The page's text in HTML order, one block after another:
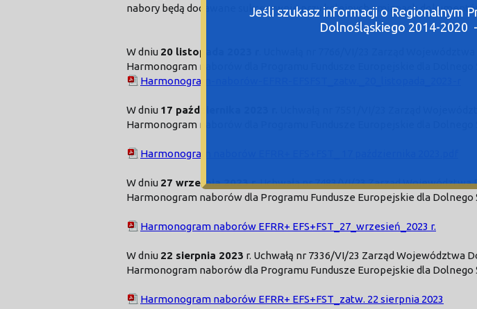
nabory będą dodawane sukcesywnie przy kolejnych zmianach
W dniu 20 listopada 2023 r
Harmonogram naborów dla Programu Fundusze Europejskie dla Dolnego
Harmonogram-naborów-EFRR-EFSFST_zatw._20_listopada_2023-r
W dniu 17 października 2023 r.
Harmonogram naborów dla Programu Fundusze Europejskie dla Dolnego
Harmonogram naborów EFRR+ EFS+FST_ 17 października 2023.pdf
W dniu 27 września 2023 r. Uchwałą nr 7483/VI/23 Zarząd Województwa
Harmonogram naborów dla Programu Fundusze Europejskie dla Dolnego
Harmonogram naborów EFRR+ EFS+FST_27_wrzesień_2023 r.
W dniu 22 sierpnia 2023 r. Uchwałą nr 7336/VI/23 Zarząd Województwa
Harmonogram naborów dla Programu Fundusze Europejskie dla Dolnego
Harmonogram naborów EFRR+ EFS+FST_zatw. 22 sierpnia 2023
Jeśli szukasz informacji o Regionalnym
Dolnośląskiego 2014-2020